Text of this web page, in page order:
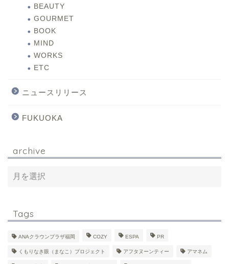
BEAUTY
GOURMET
BOOK
MIND
WORKS
ETC
ニュースリリース
FUKUOKA
archive
Tags
ANAクラウンプラザ福岡 COZY ESPA PR
くもりなき眼（まなこ）プロジェクト アフタヌーンティー アマネム